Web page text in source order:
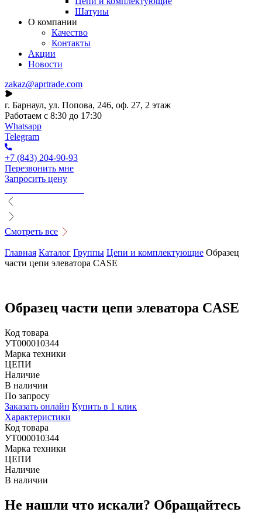
Шатуны
О компании
Качество
Контакты
Акции
Новости
zakaz@aprtrade.com
г. Барнаул, ул. Попова, 246, оф. 27, 2 этаж
Работаем с 8:30 до 17:30
Whatsapp
Telegram
+7 (843) 204-90-93
Перезвонить мне
Запросить цену
Смотреть все
Главная Каталог Группы Цепи и комплектующие Образец
части цепи элеватора CASE
Образец части цепи элеватора CASE
Код товара
УТ000010344
Марка техники
ЦЕПИ
Наличие
В наличии
По запросу
Заказать онлайн Купить в 1 клик
Характеристики
Код товара
УТ000010344
Марка техники
ЦЕПИ
Наличие
В наличии
Не нашли что искали? Обращайтесь